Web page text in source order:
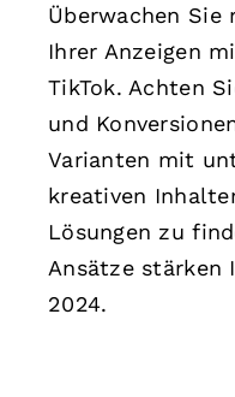
Überwachen Sie
Ihrer Anzeigen
TikTok. Achten
und
Varianten mit
kreativen
Lösungen zu
Ansätze stärken
2024.